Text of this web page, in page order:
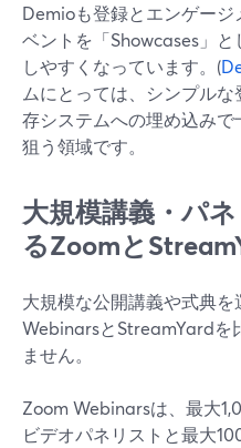
Demioも登録とエンゲー
ベントを「Showcases」
しやすくなっています。(
ムにとっては、シンプル
存システムへの埋め込み
狙う領域です。
大規模講義・パ
るZoomと
大規模な公開講義や式典
WebinarsとStreamYardを
ません。
Zoom Webinarsは、最大
ビデオパネリストと最大